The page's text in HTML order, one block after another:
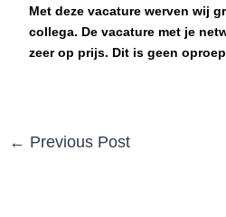
Met deze vacature werven wij
collega. De vacature met je
zeer op prijs. Dit is geen
← Previous Post